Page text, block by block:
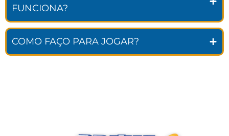
FUNCIONA?
COMO FAÇO PARA JOGAR?